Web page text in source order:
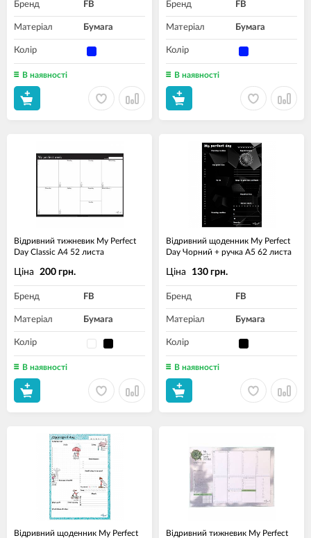
Бренд FB
Матеріал Бумага
Колір
В наявності
Бренд FB
Матеріал Бумага
Колір
В наявності
Відривний тижневик My Perfect
Day Classic A4 52 листа
Ціна 200 грн.
Бренд FB
Матеріал Бумага
Колір
В наявності
Відривний щоденник My Perfect
Day Чорний + ручка A5 62 листа
Ціна 130 грн.
Бренд FB
Матеріал Бумага
Колір
В наявності
Відривний щоденник My Perfect
Відривний тижневик My Perfect